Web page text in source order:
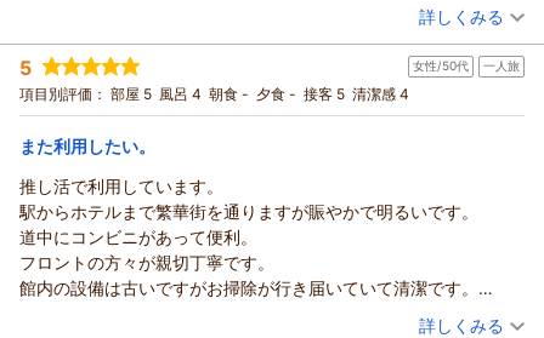
投稿者： マーちゃんさん(男性/60代)
宿泊プラン： ☆シングル☆じゃらん ◎期間限定スペシャル価格◎
シングル 食事なし
宿泊価格帯： 7,001～8,000円(大人一人あたり/税込)
詳しくみる
5 女性/50代 一人旅
項目別評価： 部屋 5 風呂 4 朝食 - 夕食 - 接客 5 清潔感 4
また利用したい。
推し活で利用しています。
駅からホテルまで繁華街を通りますが賑やかで明るいです。
道中にコンビニがあって便利。
フロントの方々が親切丁寧です。
館内の設備は古いですがお掃除が行き届いていて清潔です。
（投稿日：2026/06/14）
詳しくみる